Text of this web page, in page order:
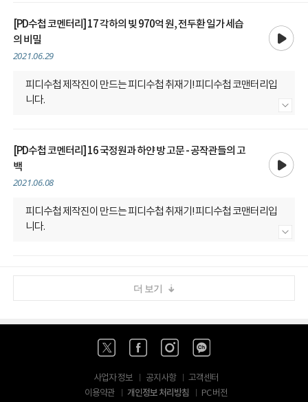
[PD수첩 코멘터리] 17 각하의 빚 970억 원, 전두환 일가 세습
의 비밀
2021.06.29
피디수첩 제작진이 만드는 피디수첩 취재기! 피디수첩 코맨터리입
니다.
[PD수첩 코멘터리] 16 국정원과 하얀 방 고문 - 공작관들의 고
백
2021.06.08
피디수첩 제작진이 만드는 피디수첩 취재기! 피디수첩 코맨터리입
니다.
더 보기
사업자 정보 공지사항
고객센터
이용약관
개인정보 처리방침 PC 버전